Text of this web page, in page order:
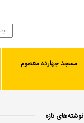
مسجد چهارده معصوم
نوشته‌های تازه